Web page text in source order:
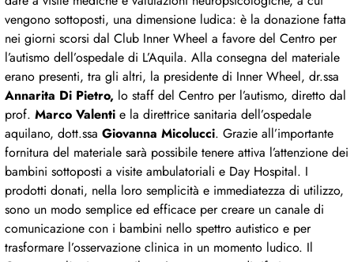
vengono sottoposti, una dimensione ludica: è la donazione fatta
nei giorni scorsi dal Club Inner Wheel a favore del Centro per
l’autismo dell’ospedale di L’Aquila. Alla consegna del materiale
erano presenti, tra gli altri, la presidente di Inner Wheel, dr.ssa
Annarita Di Pietro, lo staff del Centro per l’autismo, diretto dal
prof. Marco Valenti e la direttrice sanitaria dell’ospedale
aquilano, dott.ssa Giovanna Micolucci. Grazie all’importante
fornitura del materiale sarà possibile tenere attiva l’attenzione dei
bambini sottoposti a visite ambulatoriali e Day Hospital. I
prodotti donati, nella loro semplicità e immediatezza di utilizzo,
sono un modo semplice ed efficace per creare un canale di
comunicazione con i bambini nello spettro autistico e per
trasformare l’osservazione clinica in un momento ludico. Il